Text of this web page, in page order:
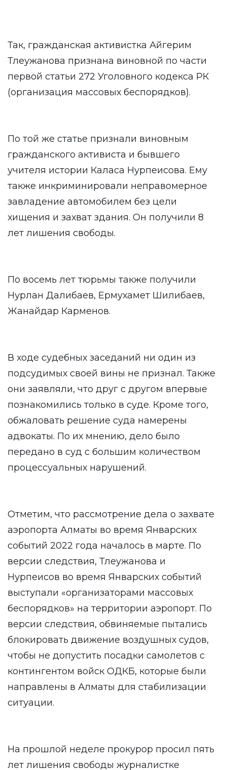
Так, гражданская активистка Айгерим
Тлеужанова признана виновной по части
первой статьи 272 Уголовного кодекса РК
(организация массовых беспорядков).
По той же статье признали виновным
гражданского активиста и бывшего
учителя истории Каласа Нурпеисова. Ему
также инкриминировали неправомерное
завладение автомобилем без цели
хищения и захват здания. Он получили 8
лет лишения свободы.
По восемь лет тюрьмы также получили
Нурлан Далибаев, Ермухамет Шилибаев,
Жанайдар Карменов.
В ходе судебных заседаний ни один из
подсудимых своей вины не признал. Также
они заявляли, что друг с другом впервые
познакомились только в суде. Кроме того,
обжаловать решение суда намерены
адвокаты. По их мнению, дело было
передано в суд с большим количеством
процессуальных нарушений.
Отметим, что рассмотрение дела о захвате
аэропорта Алматы во время Январских
событий 2022 года началось в марте. По
версии следствия, Тлеужанова и
Нурпеисов во время Январских событий
выступали «организаторами массовых
беспорядков» на территории аэропорт. По
версии следствия, обвиняемые пытались
блокировать движение воздушных судов,
чтобы не допустить посадки самолетов с
контингентом войск ОДКБ, которые были
направлены в Алматы для стабилизации
ситуации.
На прошлой неделе прокурор просил пять
лет лишения свободы журналистке